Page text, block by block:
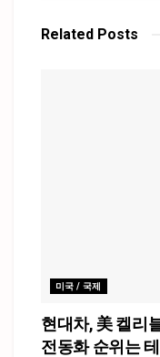
Related Posts
미국 / 국제
현대차, 美 켈리
전동화 순위는